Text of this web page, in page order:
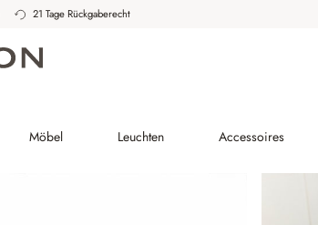
21 Tage Rückgaberecht
Möbel Leuchten Accessoires